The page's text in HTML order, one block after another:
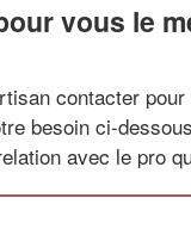
vous le
contacter
besoin ci-
avec le pro